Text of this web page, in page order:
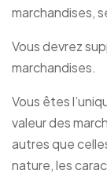
marchandises,
Vous devrez
marchandises.
Vous êtes
valeur des
autres que
nature, les